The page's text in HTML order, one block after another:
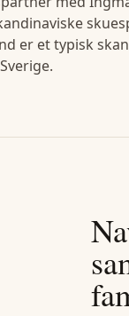
er et typisk